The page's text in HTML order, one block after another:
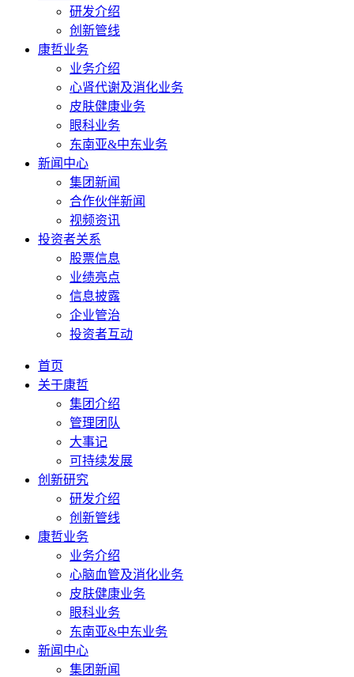
研发介绍
创新管线
康哲业务
业务介绍
心肾代谢及消化业务
皮肤健康业务
眼科业务
东南亚&中东业务
新闻中心
集团新闻
合作伙伴新闻
视频资讯
投资者关系
股票信息
业绩亮点
信息披露
企业管治
投资者互动
首页
关于康哲
集团介绍
管理团队
大事记
可持续发展
创新研究
研发介绍
创新管线
康哲业务
业务介绍
心脑血管及消化业务
皮肤健康业务
眼科业务
东南亚&中东业务
新闻中心
集团新闻